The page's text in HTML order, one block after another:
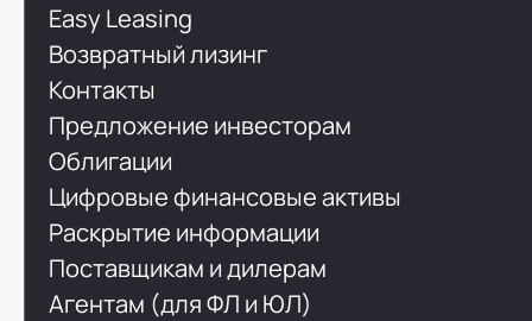
Easy Leasing
Возвратный лизинг
Контакты
Предложение инвесторам
Облигации
Цифровые финансовые активы
Раскрытие информации
Поставщикам и дилерам
Агентам (для ФЛ и ЮЛ)